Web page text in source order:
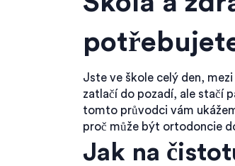
Jste ve škole celý den,
zatlačí do pozadí, ale stačí
tomto průvodci vám
proč může být ortodoncie
Jak na